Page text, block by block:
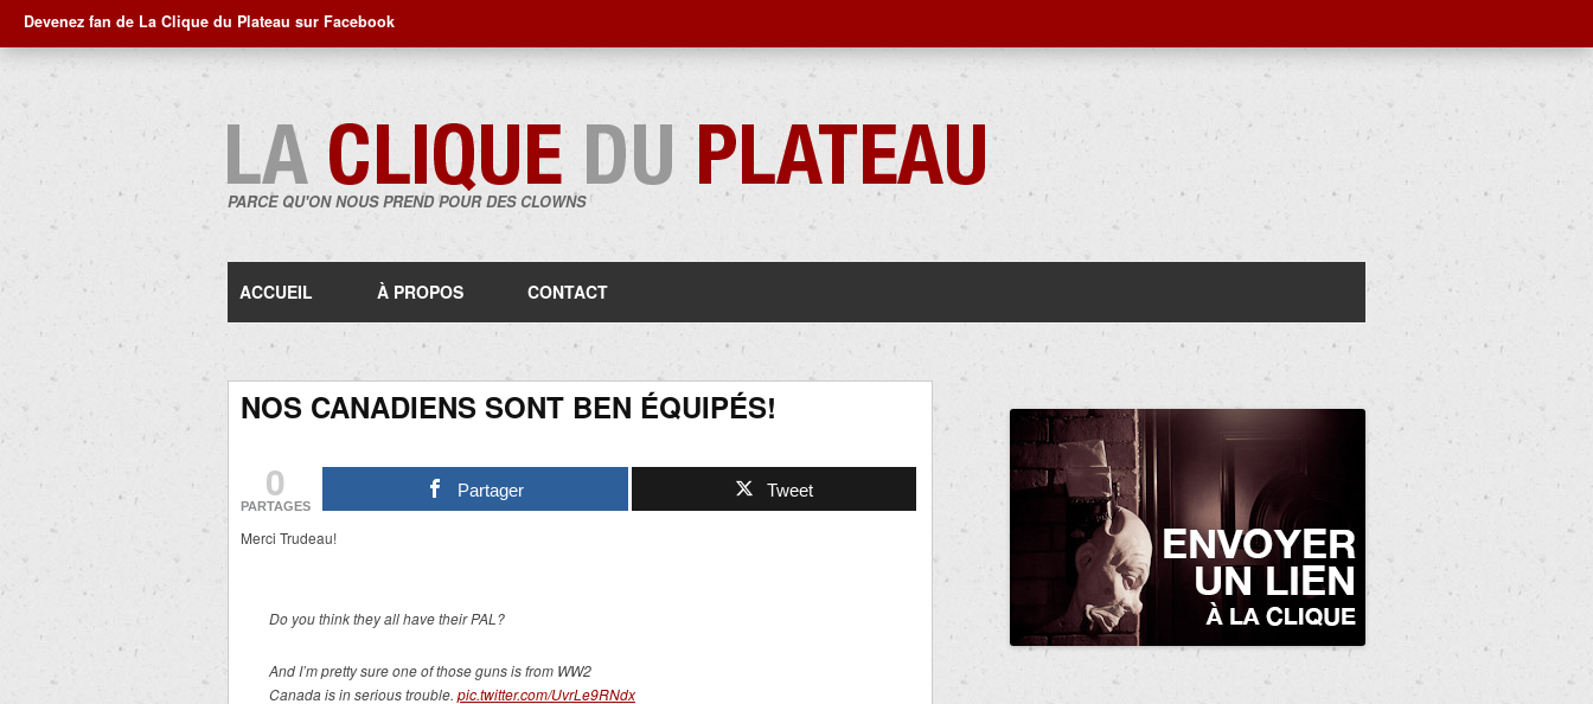
Devenez fan de La Clique du Plateau sur Facebook
PARCE QU'ON NOUS PREND POUR DES CLOWNS
au
ACCUEIL À PROPOS CONTACT
NOS CANADIENS SONT BEN ÉQUIPÉS!
0
PARTAGES
Partager Tweet
Merci Trudeau!
Do you think they all have their PAL?
And I’m pretty sure one of those guns is from WW2
Canada is in serious trouble. pic.twitter.com/UvrLe9RNdx